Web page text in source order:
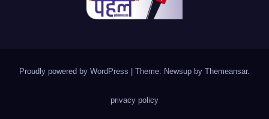
Proudly powered by WordPress | Theme: Newsup by Themeansar.
privacy policy